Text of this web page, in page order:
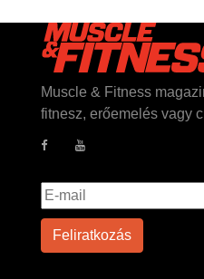
Muscle & Fitness
fitnesz, erőemelés vagy